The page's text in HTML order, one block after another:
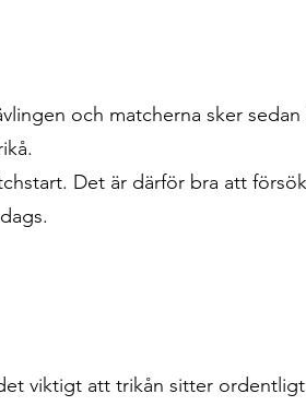
och matcherna sker sedan
Det är därför bra att
viktigt att trikån sitter